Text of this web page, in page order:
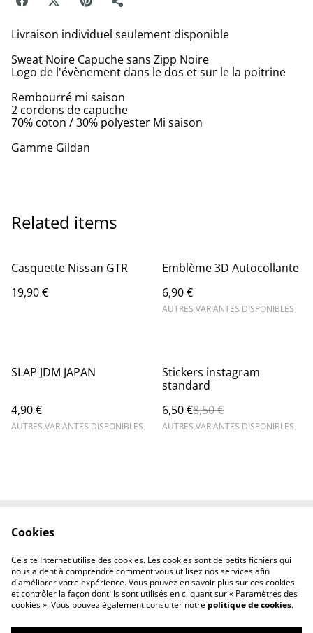
Livraison individuel seulement disponible
Sweat Noire Capuche sans Zipp Noire
Logo de l'évènement dans le dos et sur le la poitrine
Rembourré mi saison
2 cordons de capuche
70% coton / 30% polyester Mi saison
Gamme Gildan
Related items
Casquette Nissan GTR
19,90 €
Emblème 3D Autocollante
6,90 €
AUTRES VARIANTES DISPONIBLES
SLAP JDM JAPAN
4,90 €
AUTRES VARIANTES DISPONIBLES
%
Stickers instagram
standard
6,50 €8,50 €
AUTRES VARIANTES DISPONIBLES
Politique de
confidentialité
Politique des cookies
Cookies
Ce site Internet utilise des cookies. Les cookies sont de petits fichiers qui
nous aident à comprendre comment vous utilisez nos services afin
d'améliorer votre expérience. Vous pouvez en savoir plus sur ces cookies
et contrôler la façon dont ils sont utilisés en cliquant sur « Paramètres des
cookies ». Vous pouvez également consulter notre politique de cookies.